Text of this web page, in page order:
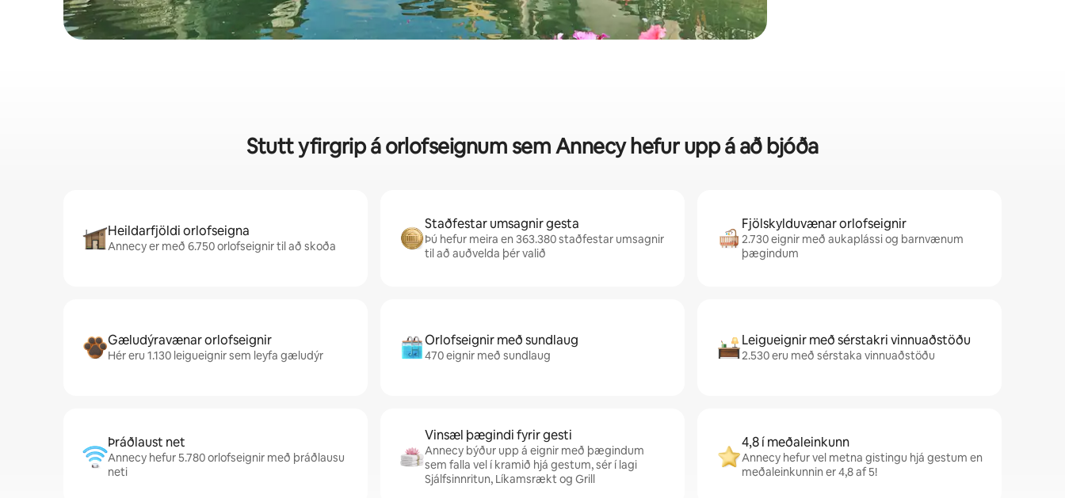
Stutt yfirgrip á orlofseignum sem Annecy hefur upp á að bjóða
Heildarfjöldi orlofseigna
Annecy er með 6.750 orlofseignir til að skoða
Staðfestar umsagnir gesta
Þú hefur meira en 363.380 staðfestar umsagnir
til að auðvelda þér valið
Fjölskylduvænar orlofseignir
2.730 eignir með aukaplássi og barnvænum
þægindum
Gæludýravænar orlofseignir
Hér eru 1.130 leigueignir sem leyfa gæludýr
Orlofseignir með sundlaug
470 eignir með sundlaug
Leigueignir með sérstakri vinnuaðstöðu
2.530 eru með sérstaka vinnuaðstöðu
Þráðlaust net
Annecy hefur 5.780 orlofseignir með þráðlausu
neti
Vinsæl þægindi fyrir gesti
Annecy býður upp á eignir með þægindum
sem falla vel í kramið hjá gestum, sér í lagi
Sjálfsinnritun, Líkamsrækt og Grill
4,8 í meðaleinkunn
Annecy hefur vel metna gistingu hjá gestum en
meðaleinkunnin er 4,8 af 5!